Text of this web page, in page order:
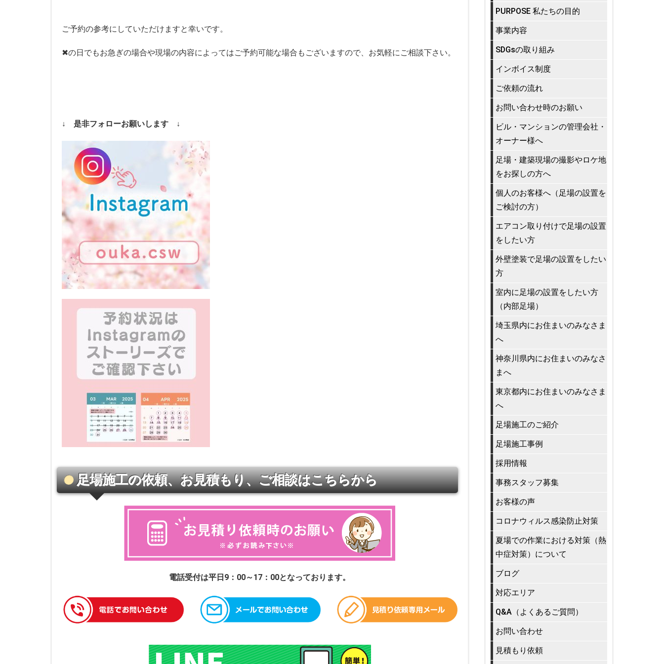
ご予約の参考にしていただけますと幸いです。
✖の日でもお急ぎの場合や現場の内容によってはご予約可能な場合もございますので、お気軽にご相談下さい。
↓ 是非フォローお願いします ↓
足場施工の依頼、お見積もり、ご相談はこちらから
電話受付は平日9：00～17：00となっております。
PURPOSE 私たちの目的
事業内容
SDGsの取り組み
インボイス制度
ご依頼の流れ
お問い合わせ時のお願い
ビル・マンションの管理会社・
オーナー様へ
足場・建築現場の撮影やロケ地
をお探しの方へ
個人のお客様へ（足場の設置を
ご検討の方）
エアコン取り付けで足場の設置
をしたい方
外壁塗装で足場の設置をしたい
方
室内に足場の設置をしたい方
（内部足場）
埼玉県内にお住まいのみなさま
へ
神奈川県内にお住まいのみなさ
まへ
東京都内にお住まいのみなさま
へ
足場施工のご紹介
足場施工事例
採用情報
事務スタッフ募集
お客様の声
コロナウィルス感染防止対策
夏場での作業における対策（熱
中症対策）について
ブログ
対応エリア
Q&A（よくあるご質問）
お問い合わせ
見積もり依頼